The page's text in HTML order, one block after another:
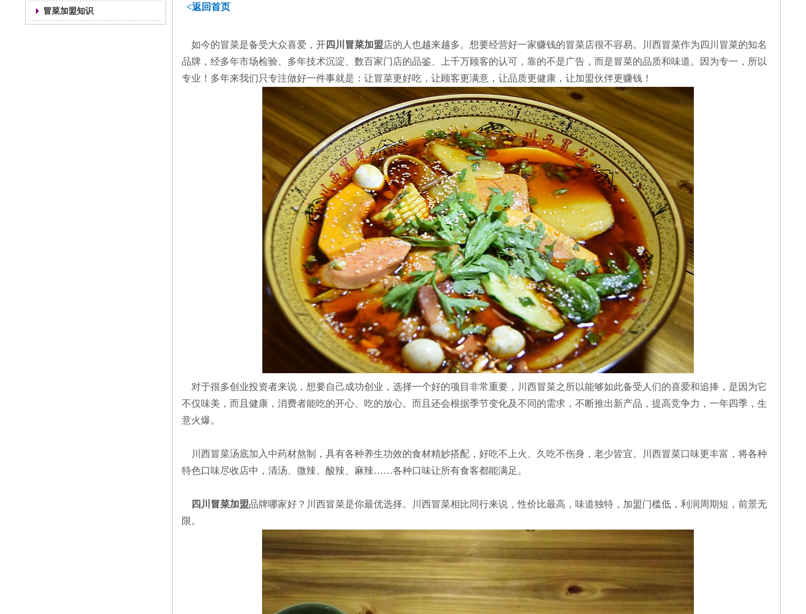
冒菜加盟知识 <返回首页
如今的冒菜是备受大众喜爱，开四川冒菜加盟店的人也越来越多。想要经营好一家赚钱的冒菜店很不容易。川西冒菜作为四川冒菜的知名
品牌，经多年市场检验、多年技术沉淀、数百家门店的品鉴、上千万顾客的认可，靠的不是广告，而是冒菜的品质和味道。因为专一，所以
专业！多年来我们只专注做好一件事就是：让冒菜更好吃，让顾客更满意，让品质更健康，让加盟伙伴更赚钱！
对于很多创业投资者来说，想要自己成功创业，选择一个好的项目非常重要，川西冒菜之所以能够如此备受人们的喜爱和追捧，是因为它
不仅味美，而且健康，消费者能吃的开心、吃的放心。而且还会根据季节变化及不同的需求，不断推出新产品，提高竞争力，一年四季，生
意火爆。
川西冒菜汤底加入中药材熬制，具有各种养生功效的食材精妙搭配，好吃不上火、久吃不伤身，老少皆宜。川西冒菜口味更丰富，将各种
特色口味尽收店中，清汤、微辣、酸辣、麻辣……各种口味让所有食客都能满足。
四川冒菜加盟品牌哪家好？川西冒菜是你最优选择。川西冒菜相比同行来说，性价比最高，味道独特，加盟门槛低，利润周期短，前景无
限。